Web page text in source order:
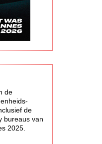
de
de
bureaus van
2025.